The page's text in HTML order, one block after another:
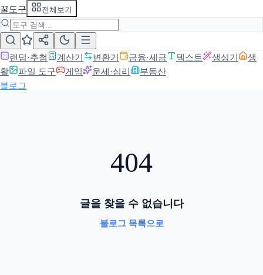
꿀도구 전체보기
랜덤·추첨 계산기 변환기 금융·세금 텍스트 생성기
생
활
파일 도구 게임 운세·심리
부동산
블로그
404
글을 찾을 수 없습니다
블로그 목록으로